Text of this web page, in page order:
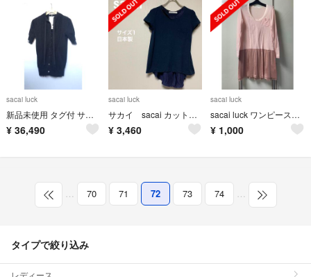
sacai luck
新品未使用 タグ付 サカイ sacai チュール半袖カーディガン(ヤラメ)
¥ 36,490
sacai luck
サカイ sacai カットソー チュニック 日本製 デザインシャツ
¥ 3,460
sacai luck
sacai luck ワンピース ピンク サイズ2
¥ 1,000
… 70 71 72 73 74 …
タイプで絞り込み
レディース